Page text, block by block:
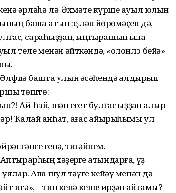
әрләһә лә, Әхмәте күрше ауыл юлын
башҡа ҡатын эҙләп йөрө­мәҫен дә,
сараһыҙҙан, ыңғы­рашып ҡына
теле менән әйт­кәндә, «ҡолонло бейә»
башта улын әсәһендә ҡалдырып
төштө:
Ай-һай, шәп егет булғас ҡыҙҙан алыр
Ҡалай анһат, ағас ҡайырыһымы ул
генә, тигәйнем.
хәҙерге ҡа­тындарға, үҙ
Ана шул тәүге кейәү менән дә
итә», – тип кенә кеше ирҙән ҡайтамы?